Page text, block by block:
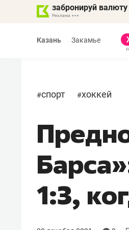
забронируй валюту
Казань Закамье
#спорт #хоккей
1:3,
«Не